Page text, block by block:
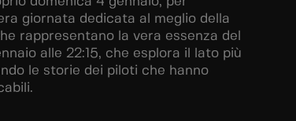
giornata dedicata al meglio della
rappresentano la vera essenza del
alle 22:15, che esplora il lato più
le storie dei piloti che hanno